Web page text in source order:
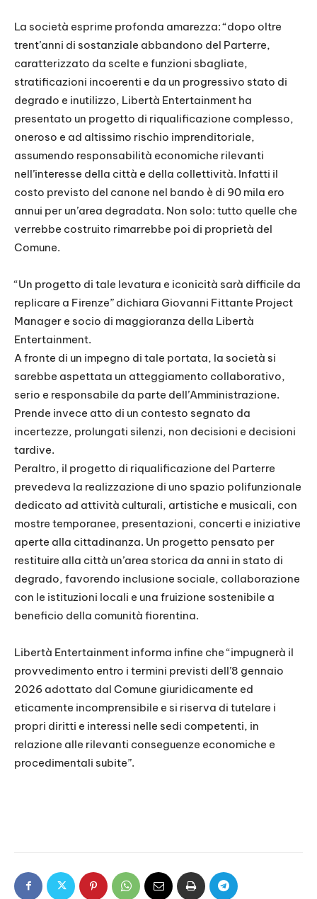
La società esprime profonda amarezza: “dopo oltre
trent’anni di sostanziale abbandono del Parterre,
caratterizzato da scelte e funzioni sbagliate,
stratificazioni incoerenti e da un progressivo stato di
degrado e inutilizzo, Libertà Entertainment ha
presentato un progetto di riqualificazione complesso,
oneroso e ad altissimo rischio imprenditoriale,
assumendo responsabilità economiche rilevanti
nell’interesse della città e della collettività. Infatti il
costo previsto del canone nel bando è di 90 mila ero
annui per un’area degradata. Non solo: tutto quelle che
verrebbe costruito rimarrebbe poi di proprietà del
Comune.
“Un progetto di tale levatura e iconicità sarà difficile da
replicare a Firenze” dichiara Giovanni Fittante Project
Manager e socio di maggioranza della Libertà
Entertainment.
A fronte di un impegno di tale portata, la società si
sarebbe aspettata un atteggiamento collaborativo,
serio e responsabile da parte dell’Amministrazione.
Prende invece atto di un contesto segnato da
incertezze, prolungati silenzi, non decisioni e decisioni
tardive.
Peraltro, il progetto di riqualificazione del Parterre
prevedeva la realizzazione di uno spazio polifunzionale
dedicato ad attività culturali, artistiche e musicali, con
mostre temporanee, presentazioni, concerti e iniziative
aperte alla cittadinanza. Un progetto pensato per
restituire alla città un’area storica da anni in stato di
degrado, favorendo inclusione sociale, collaborazione
con le istituzioni locali e una fruizione sostenibile a
beneficio della comunità fiorentina.
Libertà Entertainment informa infine che “impugnerà il
provvedimento entro i termini previsti dell’8 gennaio
2026 adottato dal Comune giuridicamente ed
eticamente incomprensibile e si riserva di tutelare i
propri diritti e interessi nelle sedi competenti, in
relazione alle rilevanti conseguenze economiche e
procedimentali subite”.